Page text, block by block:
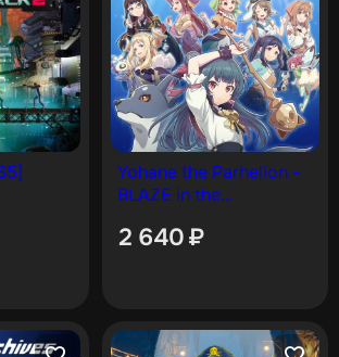
Yohane the Parhelion -
BLAZE in the
2 640₽